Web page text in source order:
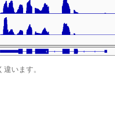
います。